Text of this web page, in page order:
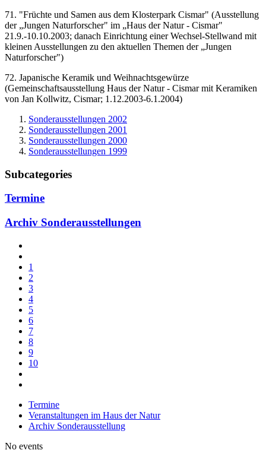
71. "Früchte und Samen aus dem Klosterpark Cismar" (Ausstellung
der „Jungen Naturforscher" im „Haus der Natur - Cismar"
21.9.-10.10.2003; danach Einrichtung einer Wechsel-Stellwand mit
kleinen Ausstellungen zu den aktuellen Themen der „Jungen
Naturforscher")
72. Japanische Keramik und Weihnachtsgewürze
(Gemeinschaftsausstellung Haus der Natur - Cismar mit Keramiken
von Jan Kollwitz, Cismar; 1.12.2003-6.1.2004)
Sonderausstellungen 2002
Sonderausstellungen 2001
Sonderausstellungen 2000
Sonderausstellungen 1999
Subcategories
Termine
Archiv Sonderausstellungen
1
2
3
4
5
6
7
8
9
10
Termine
Veranstaltungen im Haus der Natur
Archiv Sonderausstellung
No events